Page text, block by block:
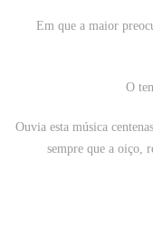
Em que a maior
O
Ouvia esta música
sempre que a oiço,